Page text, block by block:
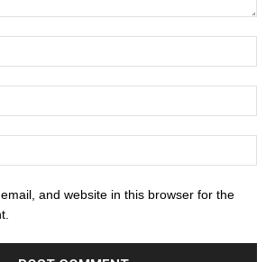
and website in this browser for the